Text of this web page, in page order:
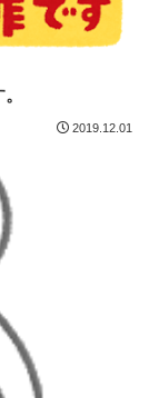
2019.12.01